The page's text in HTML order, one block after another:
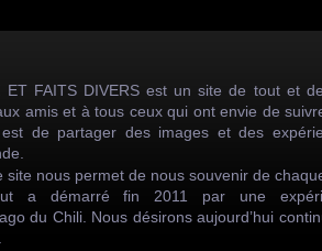
ET FAITS DIVERS est un site de tout et
amis et à tous ceux qui ont envie de
est de partager des images et des
site nous permet de nous souvenir de
a démarré fin 2011 par une
du Chili. Nous désirons aujourd’hui